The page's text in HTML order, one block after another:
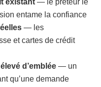
existant — le prêteur le
entame la confiance
— les
et cartes de crédit
d’emblée — un
qu’une demande